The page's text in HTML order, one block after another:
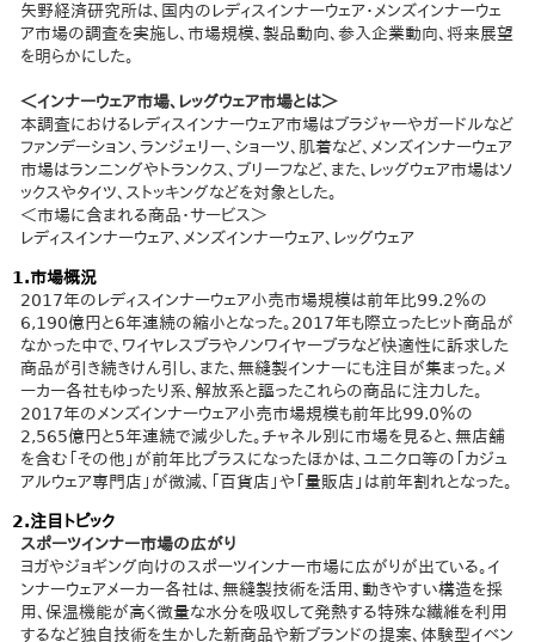
矢野経済研究所は、国内のレディスインナーウェア・メンズインナーウェ
ア市場の調査を実施し、市場規模、製品動向、参入企業動向、将来展望
を明らかにした。
＜インナーウェア市場、レッグウェア市場とは＞
本調査におけるレディスインナーウェア市場はブラジャーやガードルなど
ファンデーション、ランジェリー、ショーツ、肌着など、メンズインナーウェア
市場はランニングやトランクス、ブリーフなど、また、レッグウェア市場はソ
ックスやタイツ、ストッキングなどを対象とした。
＜市場に含まれる商品・サービス＞
レディスインナーウェア、メンズインナーウェア、レッグウェア
1.市場概況
2017年のレディスインナーウェア小売市場規模は前年比99.2％の
6,190億円と6年連続の縮小となった。2017年も際立ったヒット商品が
なかった中で、ワイヤレスブラやノンワイヤーブラなど快適性に訴求した
商品が引き続きけん引し、また、無縫製インナーにも注目が集まった。メ
ーカー各社もゆったり系、解放系と謳ったこれらの商品に注力した。
2017年のメンズインナーウェア小売市場規模も前年比99.0％の
2,565億円と5年連続で減少した。チャネル別に市場を見ると、無店舗
を含む「その他」が前年比プラスになったほかは、ユニクロ等の「カジュ
アルウェア専門店」が微減、「百貨店」や「量販店」は前年割れとなった。
2.注目トピック
スポーツインナー市場の広がり
ヨガやジョギング向けのスポーツインナー市場に広がりが出ている。イ
ンナーウェアメーカー各社は、無縫製技術を活用、動きやすい構造を採
用、保温機能が高く微量な水分を吸収して発熱する特殊な繊維を利用
するなど独自技術を生かした新商品や新ブランドの提案、体験型イベン